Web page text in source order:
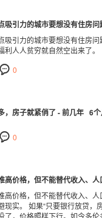
吸引力的城市要想没有住房
吸引力的城市要想没有住房
利人人贫穷就自然空出来了。
0
，房子就紧俏了 - 前几年 6
0
高价格，但不能替代收入、
高价格，但不能替代收入、人
现实。 如果“只要银行放贷